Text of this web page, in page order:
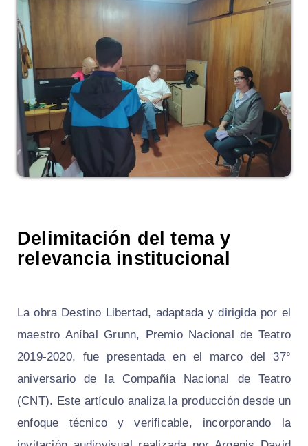
Delimitación del tema y
relevancia institucional
La obra Destino Libertad, adaptada y dirigida por el
maestro Aníbal Grunn, Premio Nacional de Teatro
2019‑2020, fue presentada en el marco del 37°
aniversario de la Compañía Nacional de Teatro
(CNT). Este artículo analiza la producción desde un
enfoque técnico y verificable, incorporando la